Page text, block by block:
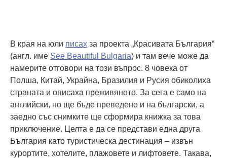
В края на юли писах за проекта „Красивата България“
(англ. име See Beautiful Bulgaria) и там вече може да
намерите отговори на този въпрос. 8 човека от
Полша, Китай, Украйна, Бразилия и Русия обиколиха
страната и описаха преживяното. За сега е само на
английски, но ще бъде преведено и на български, а
заедно със снимките ще сформира книжка за това
приключение. Целта е да се представи една друга
България като туристическа дестинация – извън
курортите, хотелите, плажовете и лифтовете. Такава,